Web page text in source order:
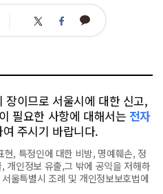
트 페 카
장이므로 서울시에 대한 신고,
필요한 사항에 대해서는 전자
여 주시기 바랍니다.
, 특정인에 대한 비방, 명예훼손, 정
개인정보 유출,그 밖에 공익을 저해하
울특별시 조례 및 개인정보보호법에